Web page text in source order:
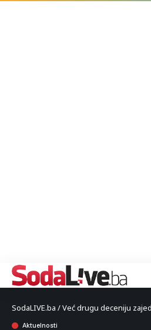
SodaLIVE.ba / Već drugu deceniju
Aktuelnosti